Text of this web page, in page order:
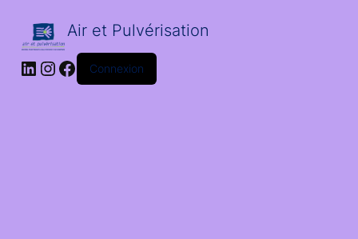
Air et Pulvérisation
LinkedIn
Instagram
Facebook
Connexion